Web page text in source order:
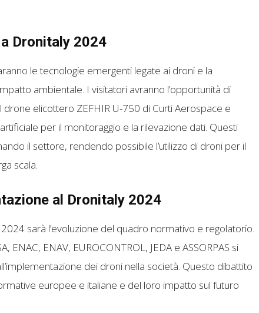
Dronitaly 2024
le tecnologie emergenti legate ai droni e la
ambientale. I visitatori avranno l’opportunità di
elicottero ZEFHIR U-750 di Curti Aerospace e
per il monitoraggio e la rilevazione dati. Questi
il settore, rendendo possibile l’utilizzo di droni per il
scala.
al Dronitaly 2024
sarà l’evoluzione del quadro normativo e regolatorio.
ENAC, ENAV, EUROCONTROL, JEDA e ASSORPAS si
dei droni nella società. Questo dibattito
europee e italiane e del loro impatto sul futuro